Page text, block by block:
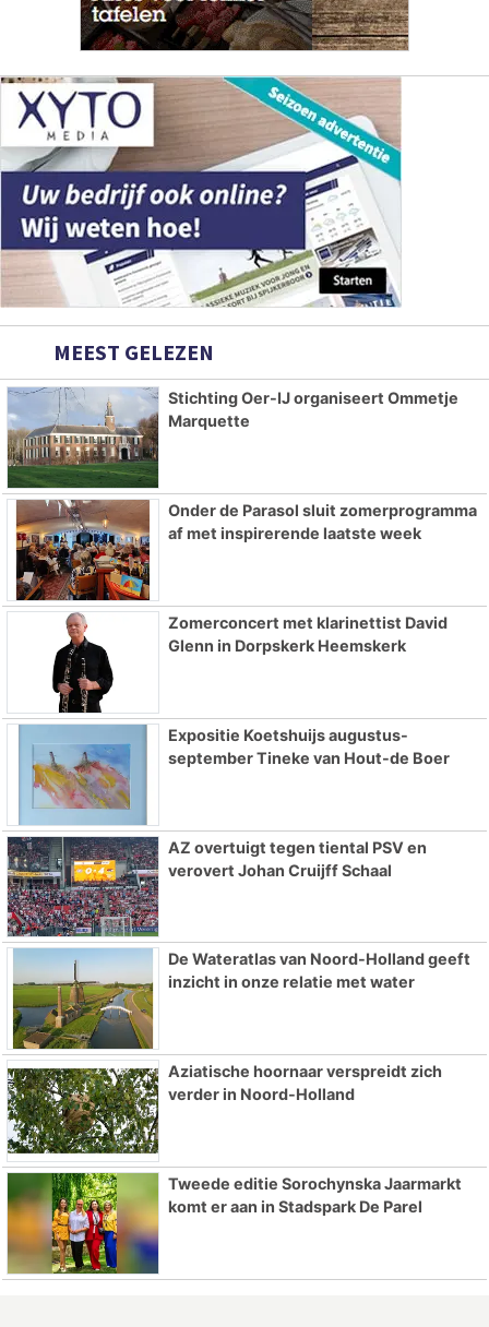
MEEST GELEZEN
Stichting Oer-IJ organiseert Ommetje
Marquette
Onder de Parasol sluit zomerprogramma
af met inspirerende laatste week
Zomerconcert met klarinettist David
Glenn in Dorpskerk Heemskerk
Expositie Koetshuijs augustus-
september Tineke van Hout-de Boer
AZ overtuigt tegen tiental PSV en
verovert Johan Cruijff Schaal
De Wateratlas van Noord-Holland geeft
inzicht in onze relatie met water
Aziatische hoornaar verspreidt zich
verder in Noord-Holland
Tweede editie Sorochynska Jaarmarkt
komt er aan in Stadspark De Parel